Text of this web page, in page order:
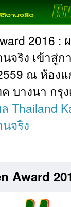
2016 :
ริง เข้าสู่ก
ณ ห้อง
บางนา กรุ
Thailand
จริง
Award